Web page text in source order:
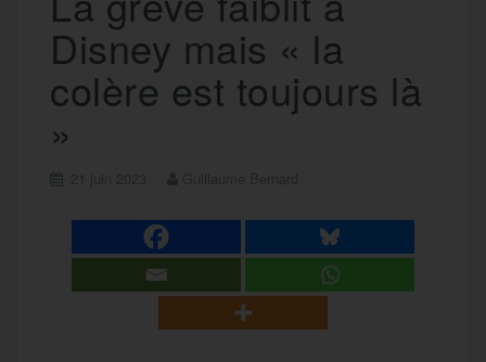
Disney mais « la
colère est toujours là
»